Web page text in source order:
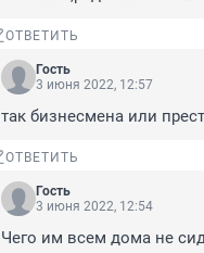
ОТВЕТИТЬ
Гость
3 июня 2022, 12:57
так бизнесмена или
ОТВЕТИТЬ
Гость
3 июня 2022, 12:54
Чего им всем дома не